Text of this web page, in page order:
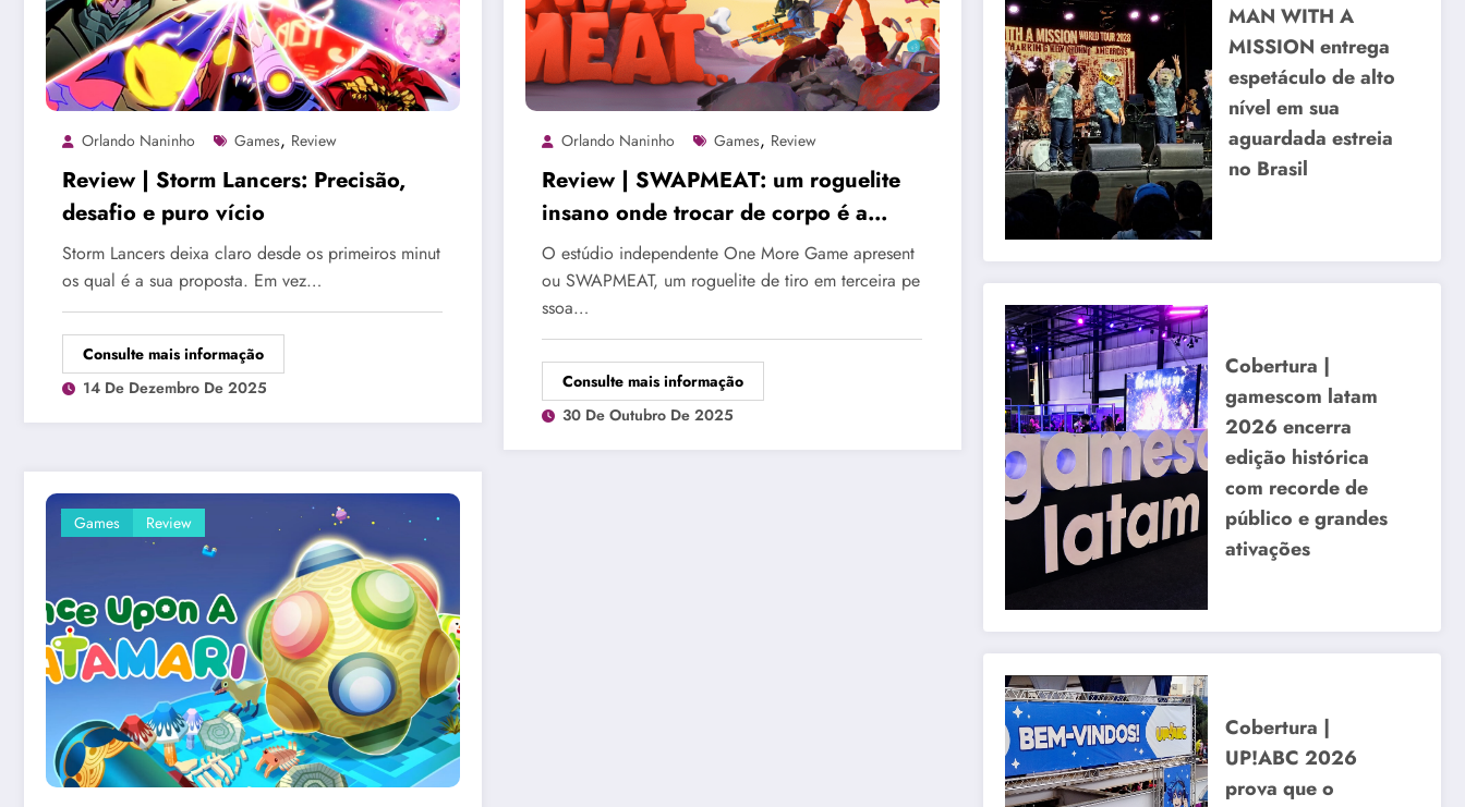
Orlando Naninho Games, Review
Review | Storm Lancers: Precisão,
desafio e puro vício
Storm Lancers deixa claro desde os primeiros minut
os qual é a sua proposta. Em vez…
Consulte mais informação
14 De Dezembro De 2025
Orlando Naninho Games, Review
Review | SWAPMEAT: um roguelite
insano onde trocar de corpo é a
chave para sobreviver
O estúdio independente One More Game apresent
ou SWAPMEAT, um roguelite de tiro em terceira pe
ssoa…
Consulte mais informação
30 De Outubro De 2025
Games Review
MAN WITH A
MISSION entrega
espetáculo de alto
nível em sua
aguardada estreia
no Brasil
Cobertura |
gamescom latam
2026 encerra
edição histórica
com recorde de
público e grandes
ativações
Cobertura |
UP!ABC 2026
prova que o